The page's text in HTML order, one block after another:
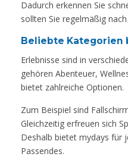
Dadurch erkennen Sie
sollten Sie regelmäßig
Beliebte Kategorien
Erlebnisse sind in
gehören Abenteuer,
bietet zahlreiche Optionen.
Zum Beispiel sind
Gleichzeitig erfreuen sich
Deshalb bietet mydays für
Passendes.